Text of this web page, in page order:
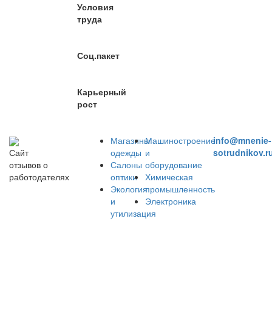
Условия
труда
Соц.пакет
Карьерный
рост
Сайт
отзывов о
работодателях
Магазины
одежды
Салоны
оптики
Экология
и
утилизация
Машиностроение
и
оборудование
Химическая
промышленность
Электроника
info@mnenie-